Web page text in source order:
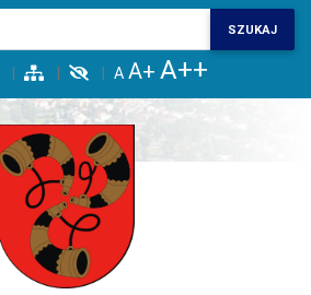
na początek strony
do treści głównej
Przejdź do stopki
do menu górnego
do mapy serwisu
SZUKAJ